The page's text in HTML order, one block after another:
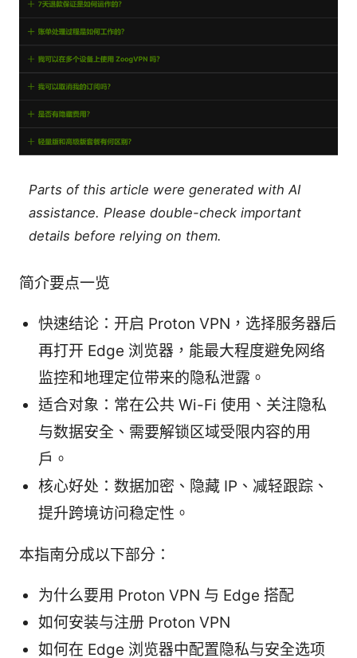
Parts of this article were generated with AI
assistance. Please double-check important
details before relying on them.
简介要点一览
快速结论：开启 Proton VPN，选择服务器后
再打开 Edge 浏览器，能最大程度避免网络
监控和地理定位带来的隐私泄露。
适合对象：常在公共 Wi-Fi 使用、关注隐私
与数据安全、需要解锁区域受限内容的用
户。
核心好处：数据加密、隐藏 IP、减轻跟踪、
提升跨境访问稳定性。
本指南分成以下部分：
为什么要用 Proton VPN 与 Edge 搭配
如何安装与注册 Proton VPN
如何在 Edge 浏览器中配置隐私与安全选项